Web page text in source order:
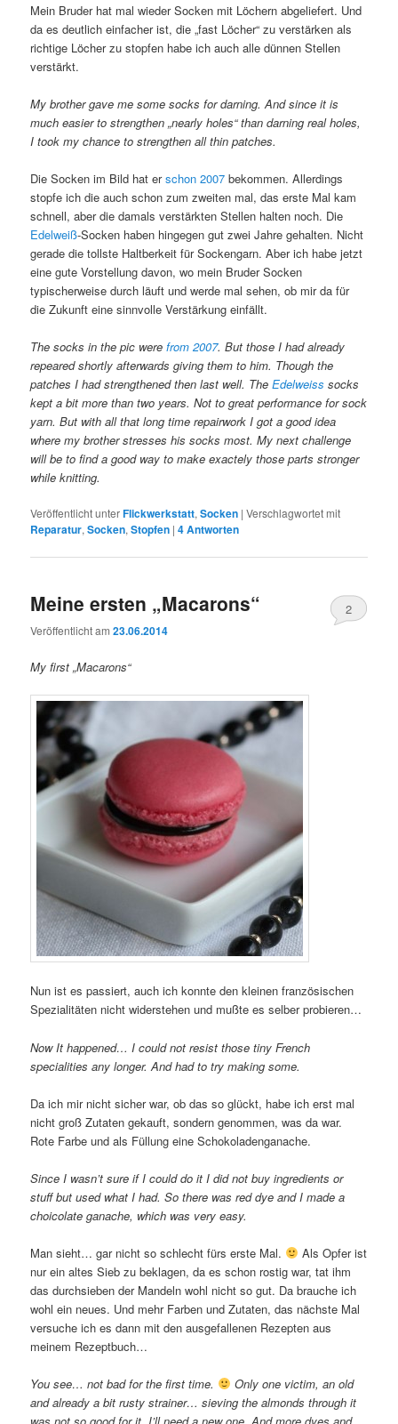
Mein Bruder hat mal wieder Socken mit Löchern abgeliefert. Und
da es deutlich einfacher ist, die „fast Löcher“ zu verstärken als
richtige Löcher zu stopfen habe ich auch alle dünnen Stellen
verstärkt.
My brother gave me some socks for darning. And since it is
much easier to strengthen „nearly holes“ than darning real holes,
I took my chance to strengthen all thin patches.
Die Socken im Bild hat erschon 2007 bekommen. Allerdings
stopfe ich die auch schon zum zweiten mal, das erste Mal kam
schnell, aber die damals verstärkten Stellen halten noch. Die
Edelweiß-Socken haben hingegen gut zwei Jahre gehalten. Nicht
gerade die tollste Haltberkeit für Sockengarn. Aber ich habe jetzt
eine gute Vorstellung davon, wo mein Bruder Socken
typischerweise durch läuft und werde mal sehen, ob mir da für
die Zukunft eine sinnvolle Verstärkung einfällt.
The socks in the pic werefrom 2007. But those I had already
repeared shortly afterwards giving them to him. Though the
patches I had strengthened then last well. TheEdelweiss socks
kept a bit more than two years. Not to great performance for sock
yarn. But with all that long time repairwork I got a good idea
where my brother stresses his socks most. My next challenge
will be to find a good way to make exactely those parts stronger
while knitting.
Veröffentlicht unterFlickwerkstatt,Socken |Verschlagwortet mit
Reparatur,Socken,Stopfen |4Antworten
Meine ersten „Macarons“
Veröffentlicht am23.06.2014
2
My first „Macarons“
Nun ist es passiert, auch ich konnte den kleinen französischen
Spezialitäten nicht widerstehen und mußte es selber probieren…
Now It happened… I could not resist those tiny French
specialities any longer. And had to try making some.
Da ich mir nicht sicher war, ob das so glückt, habe ich erst mal
nicht groß Zutaten gekauft, sondern genommen, was da war.
Rote Farbe und als Füllung eine Schokoladenganache.
Since I wasn’t sure if I could do it I did not buy ingredients or
stuff but used what I had. So there was red dye and I made a
choicolate ganache, which was very easy.
Man sieht… gar nicht so schlecht fürs erste Mal.
Als Opfer ist
nur ein altes Sieb zu beklagen, da es schon rostig war, tat ihm
das durchsieben der Mandeln wohl nicht so gut. Da brauche ich
wohl ein neues. Und mehr Farben und Zutaten, das nächste Mal
versuche ich es dann mit den ausgefallenen Rezepten aus
meinem Rezeptbuch…
You see… not bad for the first time.
Only one victim, an old
and already a bit rusty strainer… sieving the almonds through it